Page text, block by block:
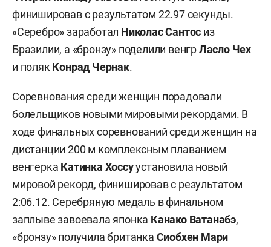
финишировав с результатом 22.97 секунды.
«Серебро» заработал Николас Сантос из
Бразилии, а «бронзу» поделили венгрЛасло Чех
и поляк Конрад Чернак.
Соревнования среди женщин порадовали
болельщиков новыми мировыми рекордами. В
ходе финальных соревнований среди женщин на
дистанции 200 м комплексным плаванием
венгерка Катинка Хоссуустановила новый
мировой рекорд, финишировав с результатом
2:06.12. Серебряную медаль в финальном
заплыве завоевала японка Канако Ватанабэ,
«бронзу» получила британка Сиобхен Мари